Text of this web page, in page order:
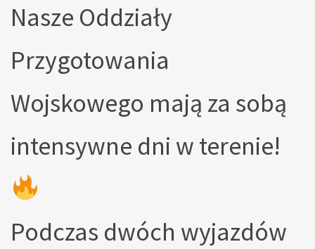
Nasze Oddziały
Przygotowania
Wojskowego mają za sobą
intensywne dni w terenie!
Podczas dwóch wyjazdów